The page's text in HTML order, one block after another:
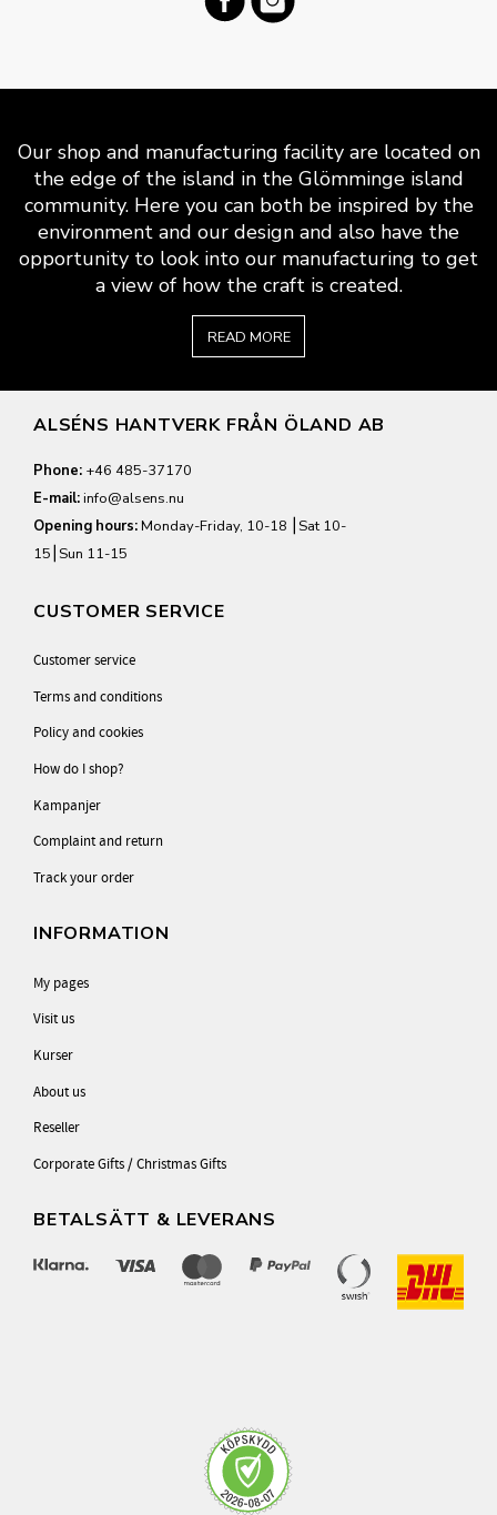
Our shop and manufacturing facility are located on
the edge of the island in the Glömminge island
community. Here you can both be inspired by the
environment and our design and also have the
opportunity to look into our manufacturing to get
a view of how the craft is created.
READ MORE
ALSÉNS HANTVERK FRÅN ÖLAND AB
Phone: +46 485-37170
E-mail:info@alsens.nu
Opening hours:Monday-Friday, 10-18 ⎮Sat 10-
15⎮Sun 11-15
CUSTOMER SERVICE
Customer service
Terms and conditions
Policy and cookies
How do I shop?
Kampanjer
Complaint and return
Track your order
INFORMATION
My pages
Visit us
Kurser
About us
Reseller
Corporate Gifts / Christmas Gifts
BETALSÄTT & LEVERANS